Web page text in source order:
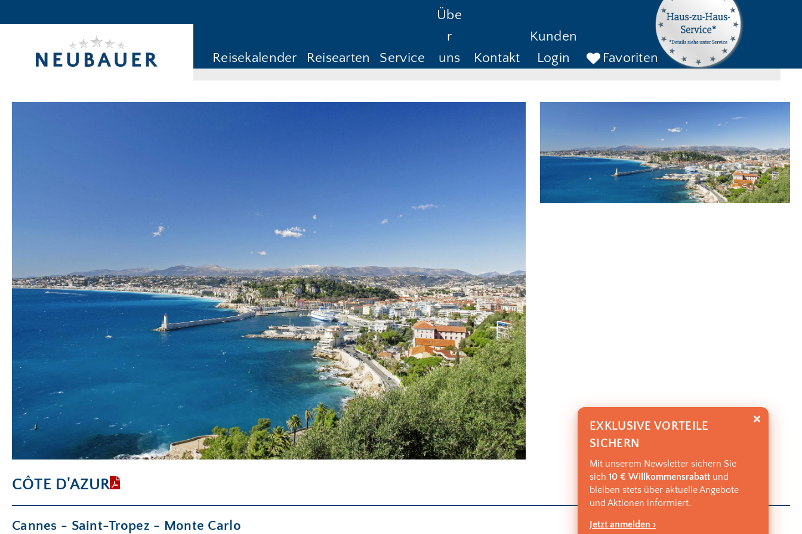
Reisekalender Reisearten Service
Übe
r
uns
Kontakt
Kunden
Login
Favoriten
Reiseziel/Stichwort
Anreise ab Rückreise bis SUCHEN
CÔTE D'AZUR
Cannes - Saint-Tropez - Monte Carlo
EXKLUSIVE VORTEILE
SICHERN
Mit unserem Newsletter sichern Sie
sich 10 € Willkommensrabatt und
bleiben stets über aktuelle Angebote
und Aktionen informiert.
Jetzt anmelden ›